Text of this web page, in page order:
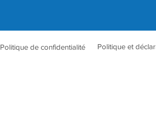
Politique de confidentialité Politique et